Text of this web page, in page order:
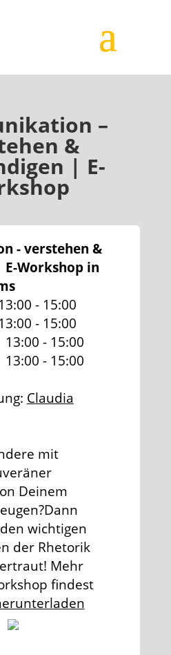
–
&
| E-
- verstehen &
Workshop in
- 15:00
- 15:00
- 15:00
- 15:00
Claudia
mit
Deinem
wichtigen
der Rhetorik
Mehr
findest